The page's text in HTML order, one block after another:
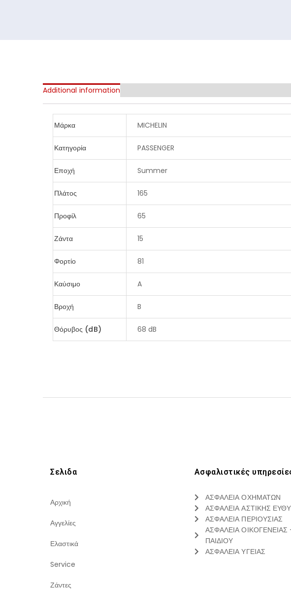
Additional information
Μάρκα MICHELIN
Κατηγορία PASSENGER
Εποχή Summer
Πλάτος 165
Προφίλ 65
Ζάντα 15
Φορτίο 81
Καύσιμο A
Βροχή B
Θόρυβος (dB) 68 dB
Σελιδα
Αρχική
Αγγελίες
Ελαστικά
Service
Ζάντες
Ασφαλιστικές
ΑΣΦΑΛΕΙΑ ΟΧΗΜΑΤΩΝ
ΑΣΦΑΛΕΙΑ ΑΣΤΙΚΗΣ
ΑΣΦΑΛΕΙΑ ΠΕΡΙΟΥΣΙΑΣ
ΑΣΦΑΛΕΙΑ ΟΙΚΟΓΕΝΕΙΑΣ
ΠΑΙΔΙΟΥ
ΑΣΦΑΛΕΙΑ ΥΓΕΙΑΣ